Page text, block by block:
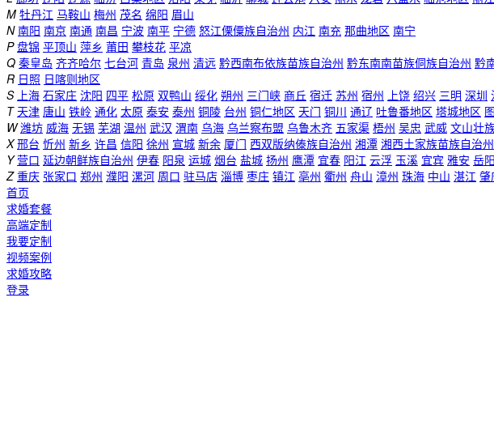
M 牡丹江 马鞍山 梅州 茂名 绵阳 眉山
N 南阳 南京 南通 南昌 宁波 南平 宁德 怒江傈僳族自治州 内江 南充 那曲地区 南宁
P 盘锦 平顶山 萍乡 莆田 攀枝花 平凉
Q 秦皇岛 齐齐哈尔 七台河 青岛 泉州 清远 黔西南布依族苗族自治州 黔东南南苗族侗族自治州 黔
R 日照 日喀则地区
S 上海 石家庄 沈阳 四平 松原 双鸭山 绥化 朔州 三门峡 商丘 宿迁 苏州 宿州 上饶 绍兴 三明 深圳
T 天津 唐山 铁岭 通化 太原 泰安 泰州 铜陵 台州 铜仁地区 天门 铜川 通辽 吐鲁番地区 塔城地区
W 潍坊 威海 无锡 芜湖 温州 武汉 渭南 乌海 乌兰察布盟 乌鲁木齐 五家渠 梧州 吴忠 武威 文山壮
X 邢台 忻州 新乡 许昌 信阳 徐州 宣城 新余 厦门 西双版纳傣族自治州 湘潭 湘西土家族苗族自治州
Y 营口 延边朝鲜族自治州 伊春 阳泉 运城 烟台 盐城 扬州 鹰潭 宜春 阳江 云浮 玉溪 宜宾 雅安 岳阳
Z 重庆 张家口 郑州 濮阳 漯河 周口 驻马店 淄博 枣庄 镇江 亳州 衢州 舟山 漳州 珠海 中山 湛江 肇
首页
求婚套餐
高端定制
我要定制
视频案例
求婚攻略
登录